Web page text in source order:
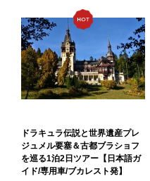
ドラキュラ伝説と世界遺産プレ
ジュメル要塞＆古都ブラショフ
を巡る1泊2日ツアー【日本語ガ
イド/専用車/ブカレスト発】